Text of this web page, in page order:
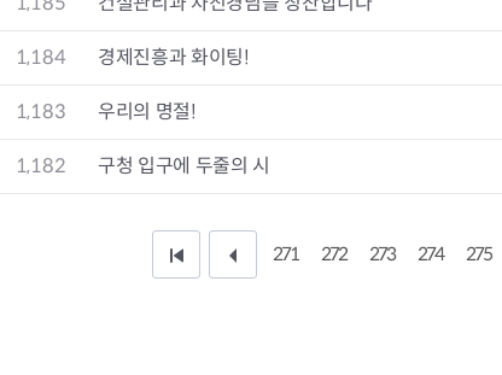
구민감사참여
업무추진비 공개
보행환경 개선사업
공중화장실 찾기
1,184 경제진흥과 화이팅!
1,183 우리의 명절!
1,182 구청 입구에 두줄의 시
처 271 272 273 274 275